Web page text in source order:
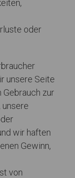
oder
unsere Seite
Gebrauch zur
unsere
wir haften
Gewinn,
von